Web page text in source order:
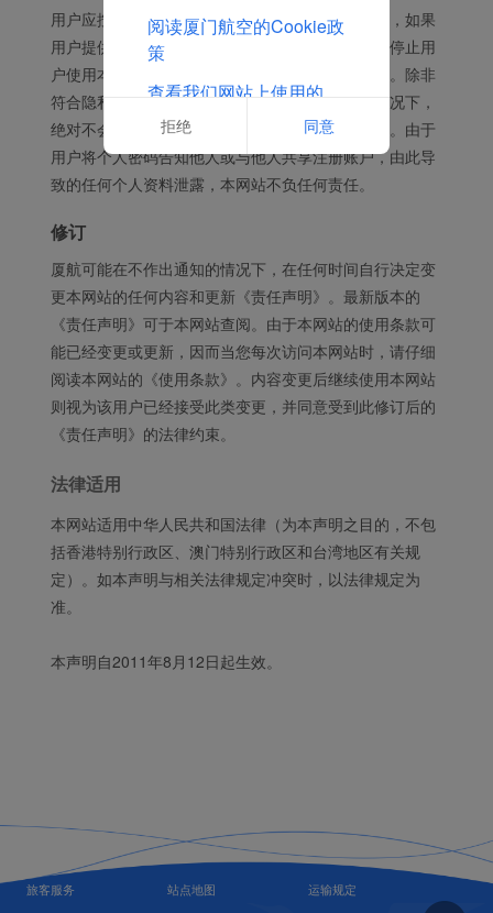
用户应按照要求提供及时、详尽及准确的个人资料，如果
用户提供的数据包含有不正确的信息，本网站保留停止用
户使用本网站服务的权利。本网站对用户信息保密。除非
符合隐私条款约定条件，否则在未经用户同意的情况下，
绝对不会将用户数据以任何方式泄露给任何第三方。由于
用户将个人密码告知他人或与他人共享注册账户，由此导
致的任何个人资料泄露，本网站不负任何责任。
修订
厦航可能在不作出通知的情况下，在任何时间自行决定变
更本网站的任何内容和更新《责任声明》。最新版本的
《责任声明》可于本网站查阅。由于本网站的使用条款可
能已经变更或更新，因而当您每次访问本网站时，请仔细
阅读本网站的《使用条款》。内容变更后继续使用本网站
则视为该用户已经接受此类变更，并同意受到此修订后的
《责任声明》的法律约束。
法律适用
本网站适用中华人民共和国法律（为本声明之目的，不包
括香港特别行政区、澳门特别行政区和台湾地区有关规
定）。如本声明与相关法律规定冲突时，以法律规定为
准。
本声明自2011年8月12日起生效。
旅客服务 站点地图 运输规定
阅读厦门航空的Cookie政
策
查看我们网站上使用的
Cookie的完整列表
拒绝 同意